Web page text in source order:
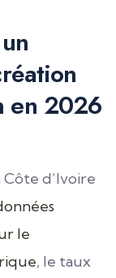
en 2026
d’Ivoire
le
, le taux